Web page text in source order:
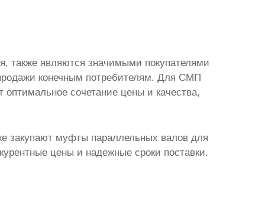
также являются значимыми покупателями
конечным потребителям. Для СМП
сочетание цены и качества,
закупают муфты параллельных валовдля
цены и надежные сроки поставки.